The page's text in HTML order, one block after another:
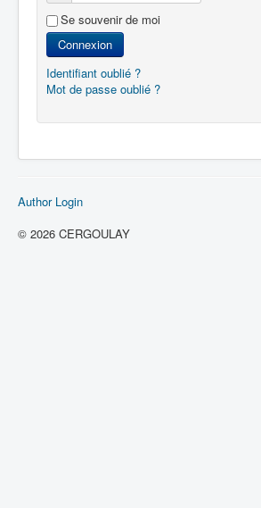
Se souvenir de moi
Connexion
Identifiant oublié ?
Mot de passe oublié ?
Author Login
© 2026 CERGOULAY